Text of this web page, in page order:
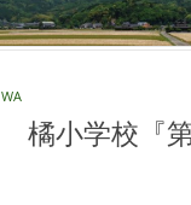
小学校『